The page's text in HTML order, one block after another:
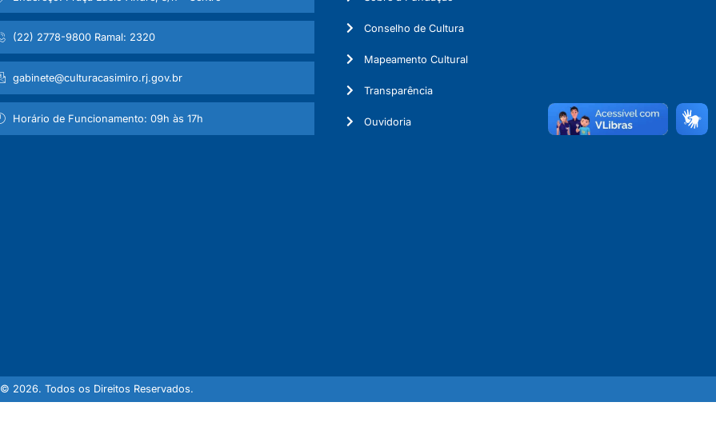
(22) 2778-9800 Ramal: 2320
gabinete@culturacasimiro.rj.gov.br
Horário de Funcionamento: 09h às 17h
Conselho de Cultura
Mapeamento Cultural
Transparência
Ouvidoria
© 2026. Todos os Direitos Reservados.